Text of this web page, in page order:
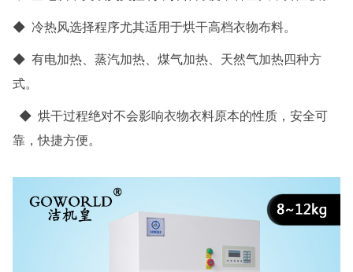
◆ 冷热风选择程序尤其适用于烘干高档衣物布料。
◆ 有电加热、蒸汽加热、煤气加热、天然气加热四种方
式。
◆ 烘干过程绝对不会影响衣物衣料原本的性质，安全可
靠，快捷方便。